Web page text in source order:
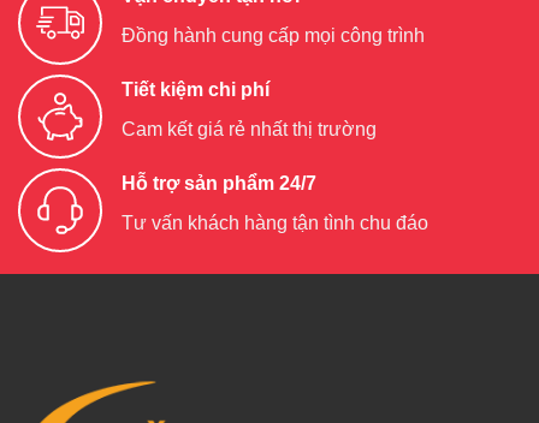
Đồng hành cung cấp mọi công trình
Tiết kiệm chi phí
Cam kết giá rẻ nhất thị trường
Hỗ trợ sản phẩm 24/7
Tư vấn khách hàng tận tình chu đáo